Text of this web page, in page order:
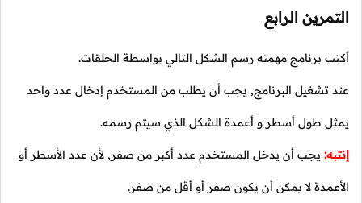
التمرين الرابع
أكتب برنامج مهمته رسم الشكل التالي بواسطة الحلقات.
عند تشغيل البرنامج, يجب أن يطلب من المستخدم إدخال عدد واحد
يمثل طول أسطر و أعمدة الشكل الذي سيتم رسمه.
إنتبه: يجب أن يدخل المستخدم عدد أكبر من صفر, لأن عدد الأسطر أو
الأعمدة لا يمكن أن يكون صفر أو أقل من صفر.